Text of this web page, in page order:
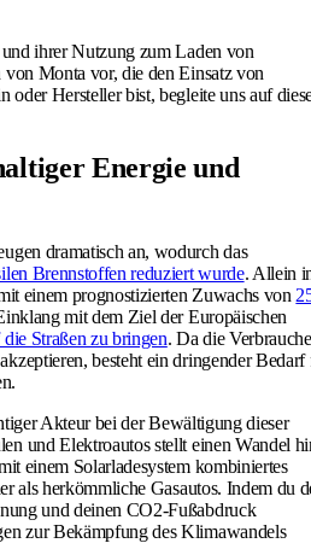
ihrer Nutzung zum Laden von
Monta vor, die den Einsatz von
Hersteller bist, begleite uns auf
Energie und
dramatisch an, wodurch das
Brennstoffen reduziert wurde. Allein
einem prognostizierten Zuwachs von
mit dem Ziel der Europäischen
Straßen zu bringen. Da die
besteht ein dringender Bedarf
Akteur bei der Bewältigung dieser
und Elektroautos stellt einen Wandel
einem Solarladesystem kombiniertes
als herkömmliche Gasautos. Indem du
und deinen CO2-Fußabdruck
zur Bekämpfung des Klimawandels